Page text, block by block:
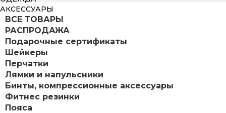
АКСЕССУАРЫ
ВСЕ ТОВАРЫ
РАСПРОДАЖА
Подарочные сертификаты
Шейкеры
Перчатки
Лямки и напульсники
Бинты, компрессионные аксессуары
Фитнес резинки
Пояса